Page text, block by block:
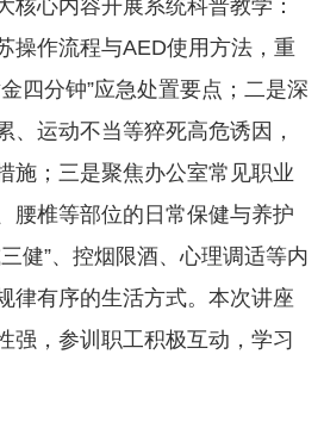
核心内容开展系统科普教学：
操作流程与AED使用方法，重
四分钟”应急处置要点；二是深
、运动不当等猝死高危诱因，
施；三是聚焦办公室常见职业
腰椎等部位的日常保健与养护
健”、控烟限酒、心理调适等内
律有序的生活方式。本次讲座
强，参训职工积极互动，学习